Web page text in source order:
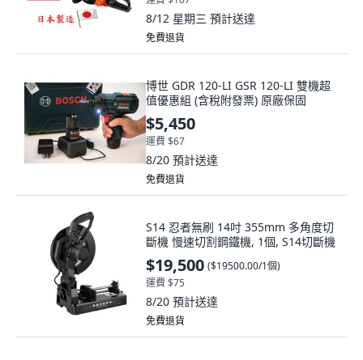
8/12 星期三 預計送達
免費退貨
博世 GDR 120-LI GSR 120-LI 雙機超
值優惠組 (含稅附發票) 原廠保固
$5,450
運費 $67
8/20 預計送達
免費退貨
S14 忍者無刷 14吋 355mm 多角度切
斷機 慢速切割鋼鐵機, 1個, S14切斷機
$19,500 ($19500.00/1個)
運費 $75
8/20 預計送達
免費退貨